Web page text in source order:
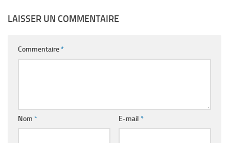
LAISSER UN COMMENTAIRE
Commentaire*
Nom * E-mail *